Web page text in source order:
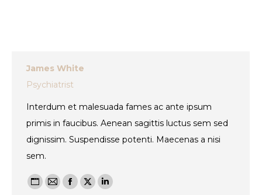
James White
Psychiatrist
Interdum et malesuada fames ac ante ipsum
primis in faucibus. Aenean sagittis luctus sem sed
dignissim. Suspendisse potenti. Maecenas a nisi
sem.
Personal
E-
Facebook
X Linkedin